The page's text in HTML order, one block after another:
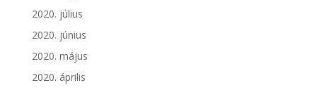
2020. július
2020. június
2020. május
2020. április